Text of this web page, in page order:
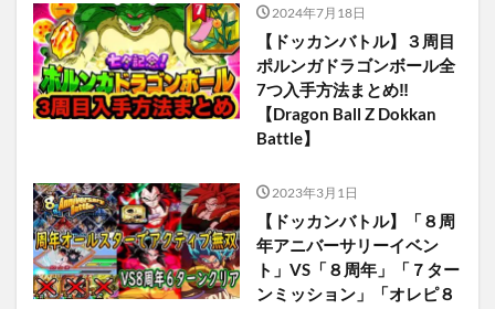
2024年7月18日
【ドッカンバトル】３周目
ポルンガドラゴンボール全
7つ入手方法まとめ‼︎
【Dragon Ball Z Dokkan
Battle】
2023年3月1日
【ドッカンバトル】「８周
年アニバーサリーイベン
ト」VS「８周年」「７ター
ンミッション」「オレピ８